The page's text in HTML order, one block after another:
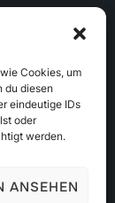
Cookies, um
du diesen
eindeutige IDs
oder
werden.
ANSEHEN